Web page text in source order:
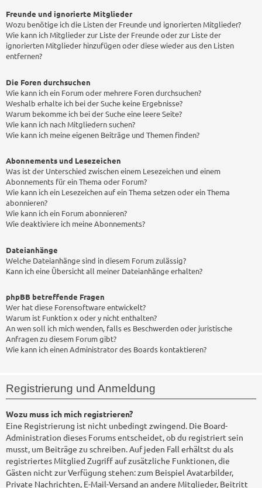
Freunde und ignorierte Mitglieder
Wozu benötige ich die Listen der Freunde und ignorierten Mitglieder?
Wie kann ich Mitglieder zur Liste der Freunde oder zur Liste der
ignorierten Mitglieder hinzufügen oder diese wieder aus den Listen
entfernen?
Die Foren durchsuchen
Wie kann ich ein Forum oder mehrere Foren durchsuchen?
Weshalb erhalte ich bei der Suche keine Ergebnisse?
Warum bekomme ich bei der Suche eine leere Seite?
Wie kann ich nach Mitgliedern suchen?
Wie kann ich meine eigenen Beiträge und Themen finden?
Abonnements und Lesezeichen
Was ist der Unterschied zwischen einem Lesezeichen und einem
Abonnements für ein Thema oder Forum?
Wie kann ich ein Lesezeichen auf ein Thema setzen oder ein Thema
abonnieren?
Wie kann ich ein Forum abonnieren?
Wie deaktiviere ich meine Abonnements?
Dateianhänge
Welche Dateianhänge sind in diesem Forum zulässig?
Kann ich eine Übersicht all meiner Dateianhänge erhalten?
phpBB betreffende Fragen
Wer hat diese Forensoftware entwickelt?
Warum ist Funktion x oder y nicht enthalten?
An wen soll ich mich wenden, falls es Beschwerden oder juristische
Anfragen zu diesem Forum gibt?
Wie kann ich einen Administrator des Boards kontaktieren?
Registrierung und Anmeldung
Wozu muss ich mich registrieren?
Eine Registrierung ist nicht unbedingt zwingend. Die Board-
Administration dieses Forums entscheidet, ob du registriert sein
musst, um Beiträge zu schreiben. Auf jeden Fall erhältst du als
registriertes Mitglied Zugriff auf zusätzliche Funktionen, die
Gästen nicht zur Verfügung stehen: zum Beispiel Avatarbilder,
Private Nachrichten, E-Mail-Versand an andere Mitglieder, Beitritt